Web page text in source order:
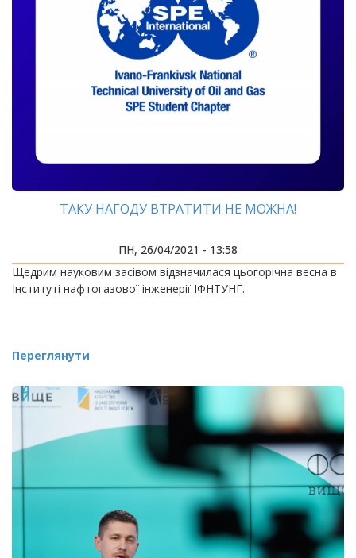
ТАКУ НАГОДУ ВТРАТИТИ НЕ МОЖНА!
ПН, 26/04/2021 - 13:58
Щедрим науковим засівом відзначилася цьогорічна весна в
Інституті нафтогазової інженерії ІФНТУНГ.
Переглянути